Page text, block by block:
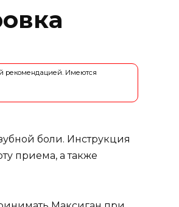
рекомендацией. Имеются
боли. Инструкция
приема, а также